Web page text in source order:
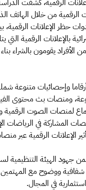
الرقمية من خلال الهاتف
حظر الإعلانات الرقمية،
بالإعلانات الرقمية التي
وأن 45% من الأفراد يقومون
وإحصائيات متنوعة
ومنصات بث محتوى
لمنصات الصوت الرقمية
المشاركة في الرياضات
الإعلانات الرقمية عبر
جهود الهيئة التنظيمية
ووضوح مع المهتمين
في المجال.